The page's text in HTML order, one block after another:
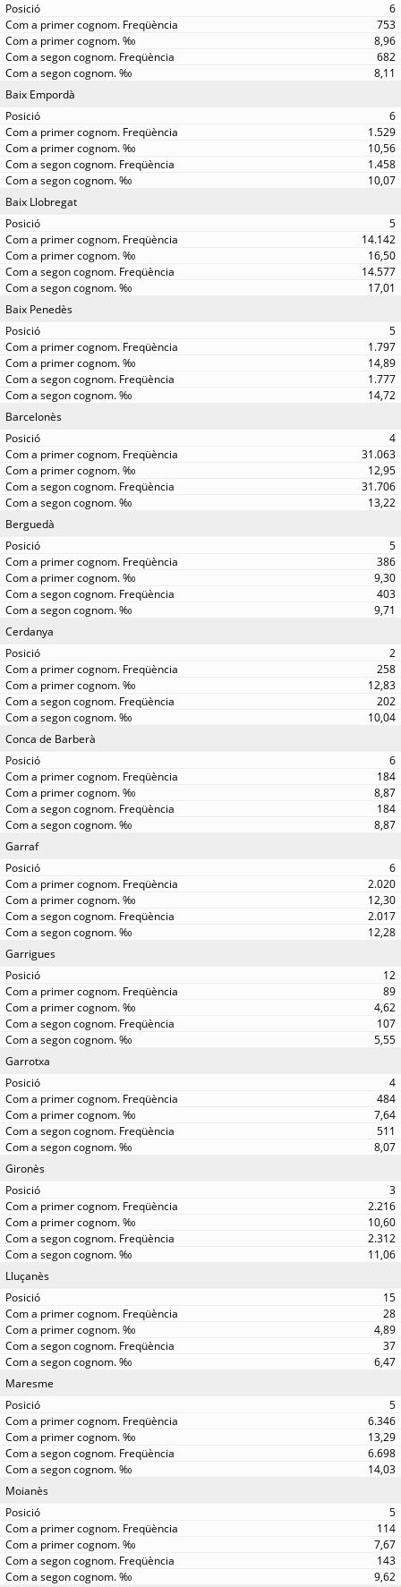
6
753
8,96
682
8,11
Baix Empordà
6
1.529
10,56
1.458
10,07
Baix Llobregat
5
14.142
16,50
14.577
17,01
Baix Penedès
5
1.797
14,89
1.777
14,72
Barcelonès
4
31.063
12,95
31.706
13,22
Berguedà
5
386
9,30
403
9,71
Cerdanya
2
258
12,83
202
10,04
Conca de Barberà
6
184
8,87
184
8,87
Garraf
6
2.020
12,30
2.017
12,28
Garrigues
12
89
4,62
107
5,55
Garrotxa
4
484
7,64
511
8,07
Gironès
3
2.216
10,60
2.312
11,06
Lluçanès
15
28
4,89
37
6,47
Maresme
5
6.346
13,29
6.698
14,03
Moianès
5
114
7,67
143
9,62